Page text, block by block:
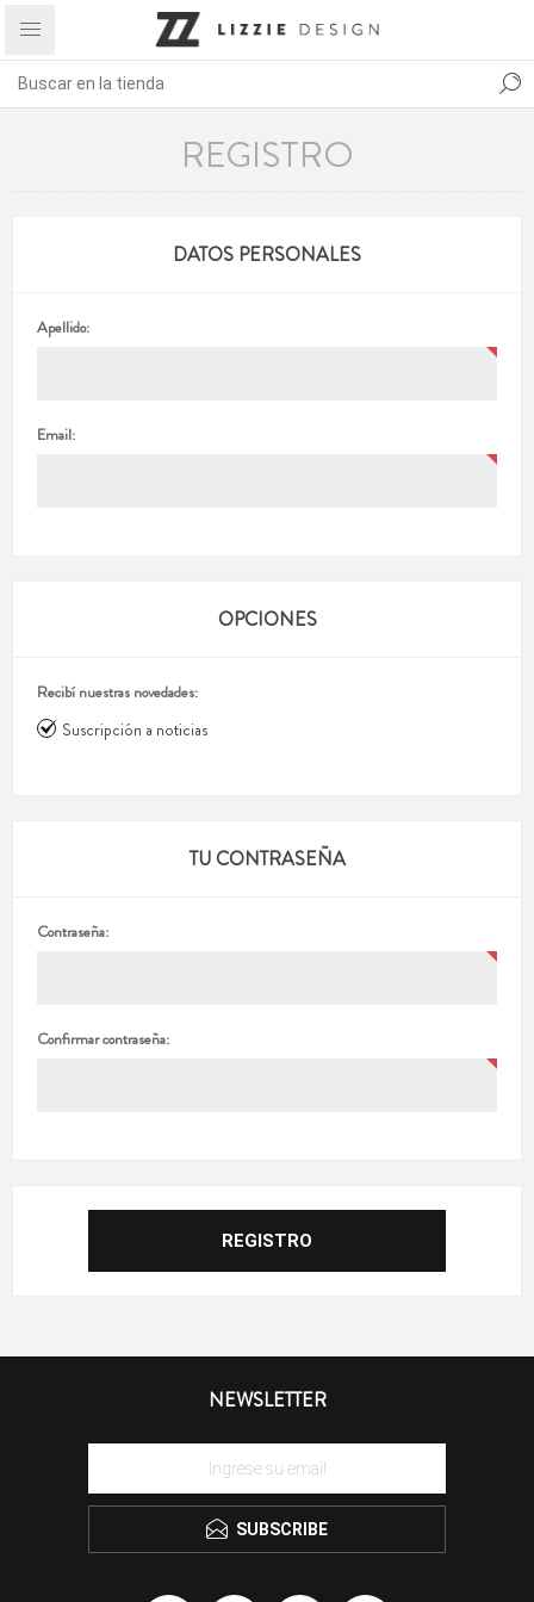
REGISTRO
DATOS PERSONALES
Apellido:
Email:
OPCIONES
Recibí nuestras novedades:
Suscripción a noticias
TU CONTRASEÑA
Contraseña:
Confirmar contraseña:
NEWSLETTER
SUBSCRIBE